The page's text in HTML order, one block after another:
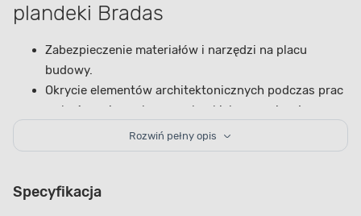
plandeki Bradas
Zabezpieczenie materiałów i narzędzi na placu
budowy.
Okrycie elementów architektonicznych podczas prac
wykończeniowych czy malarskich, ograniczające
farbi pyłu na inne powierzchnie.
W ogrodnictwie i rolnictwie ochrona roślin
Szybkie tworzenie prowizorycznych powierzchni
Rozwiń pełny opis
Specyfikacja